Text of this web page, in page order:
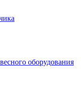
оборудования